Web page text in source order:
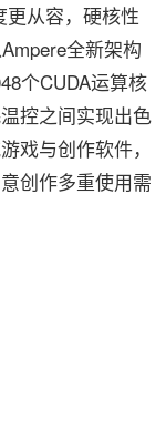
从容，硬核性
全新架构
个CUDA运算核
控之间实现出色
戏与创作软件，
创作多重使用需